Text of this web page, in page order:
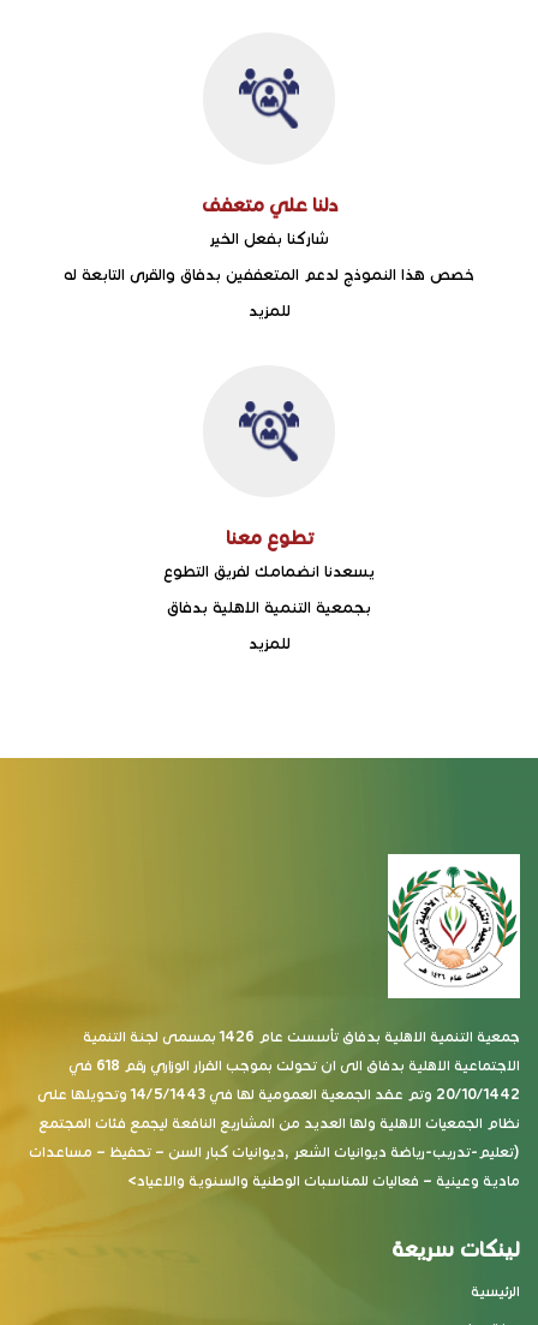
دلنا علي متعفف
شاركنا بفعل الخير
خصص هذا النموذج لدعم المتعففين بدفاق والقرى التابعة له
للمزيد
تطوع معنا
يسعدنا انضمامك لفريق التطوع
بجمعية التنمية الاهلية بدفاق
للمزيد
جمعية التنمية الاهلية بدفاق تأسست عام 1426 بمسمى لجنة التنمية
الاجتماعية الاهلية بدفاق الى ان تحولت بموجب القرار الوزاري رقم 618 في
20/10/1442 وتم عقد الجمعية العمومية لها في 14/5/1443 وتحويلها على
نظام الجمعيات الاهلية ولها العديد من المشاريع النافعة ليجمع فئات المجتمع
(تعليم-تدريب-رياضة ديوانيات الشعر ,ديوانيات كبار السن – تحفيظ – مساعدات
مادية وعينية – فعاليات للمناسبات الوطنية والسنوية والاعياد>
لينكات سريعة
الرئيسية